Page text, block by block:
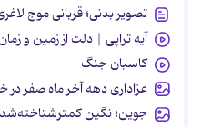
تصویر بدنی؛ قربانی موج
آیه تراپی | دلت از زمین و
کاسبان جنگ
عزاداری دهه آخر ماه صفر در
جوین؛ نگین